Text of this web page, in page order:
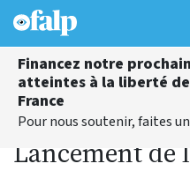
Financez notre
atteintes à la liberté
France
Pour nous soutenir, faites
Lancement de